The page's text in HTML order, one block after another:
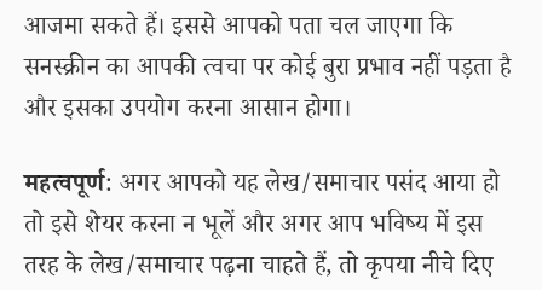
आजमा सकते हैं। इससे आपको पता चल जाएगा कि
सनस्क्रीन का आपकी त्वचा पर कोई बुरा प्रभाव नहीं पड़ता है
और इसका उपयोग करना आसान होगा।
महत्वपूर्ण: अगर आपको यह लेख/समाचार पसंद आया हो
तो इसे शेयर करना न भूलें और अगर आप भविष्य में इस
तरह के लेख/समाचार पढ़ना चाहते हैं, तो कृपया नीचे दिए